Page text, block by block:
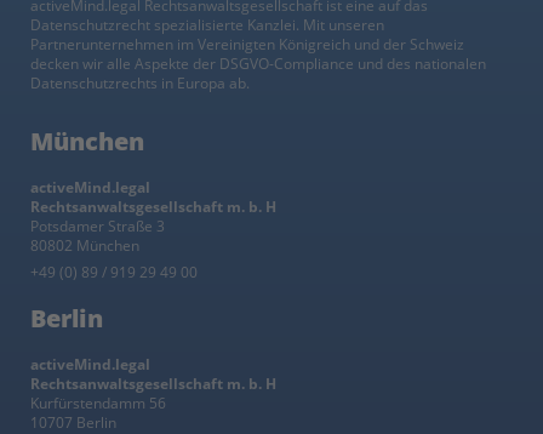
activeMind.legal Rechtsanwaltsgesellschaft ist eine auf das
Datenschutzrecht spezialisierte Kanzlei. Mit unseren
Partnerunternehmen im Vereinigten Königreich und der Schweiz
decken wir alle Aspekte der DSGVO-Compliance und des nationalen
Datenschutzrechts in Europa ab.
München
activeMind.legal
Rechtsanwaltsgesellschaft m. b. H
Potsdamer Straße 3
80802 München
+49 (0) 89 / 919 29 49 00
Berlin
activeMind.legal
Rechtsanwaltsgesellschaft m. b. H
Kurfürstendamm 56
10707 Berlin